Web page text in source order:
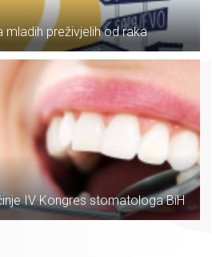
mladih preživjelih od raka
IV Kongres stomatologa BiH